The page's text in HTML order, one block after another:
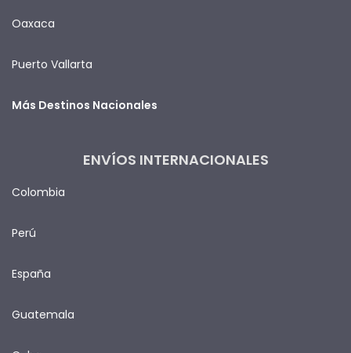
Oaxaca
Puerto Vallarta
Más Destinos Nacionales
ENVÍOS INTERNACIONALES
Colombia
Perú
España
Guatemala